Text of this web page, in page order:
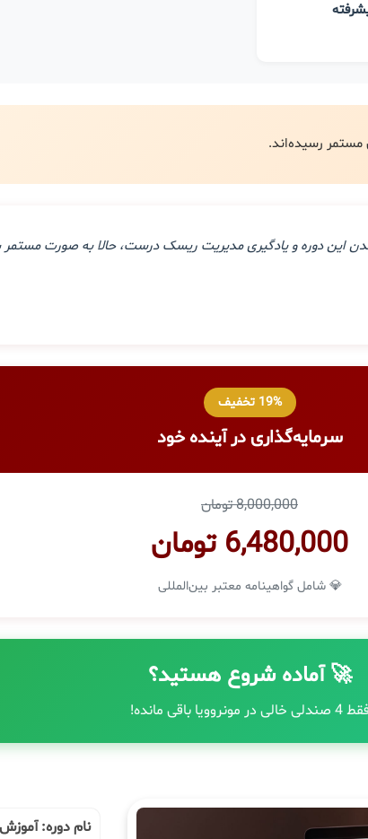
این دوره و یادگیری مدیریت ریسک درست، حالا به صورت
19% تخفیف
سرمایه‌گذاری در آینده خود
8,000,000 تومان
6,480,000 تومان
💎 شامل گواهینامه معتبر بین‌المللی
🚀 آماده شروع هستید؟
خالی در مونروویا باقی مانده!
نام دوره: